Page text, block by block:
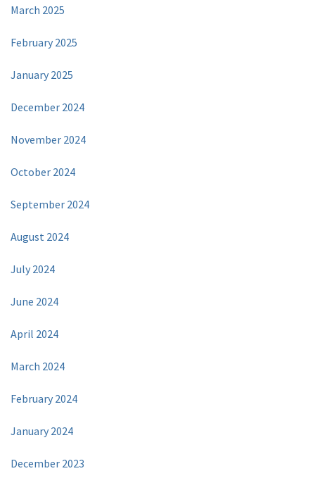
March 2025
February 2025
January 2025
December 2024
November 2024
October 2024
September 2024
August 2024
July 2024
June 2024
April 2024
March 2024
February 2024
January 2024
December 2023